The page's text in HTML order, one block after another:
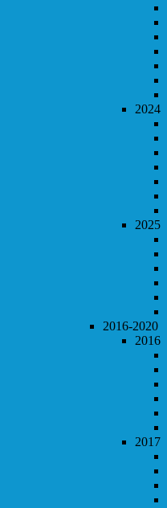
2024
2025
2016-2020
2016
2017